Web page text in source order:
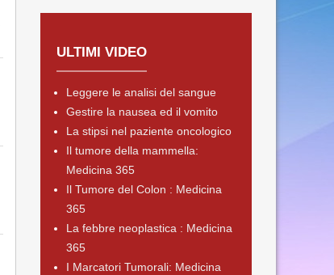
ULTIMI VIDEO
Leggere le analisi del sangue
Gestire la nausea ed il vomito
La stipsi nel paziente oncologico
Il tumore della mammella:
Medicina 365
Il Tumore del Colon : Medicina
365
La febbre neoplastica : Medicina
365
I Marcatori Tumorali: Medicina